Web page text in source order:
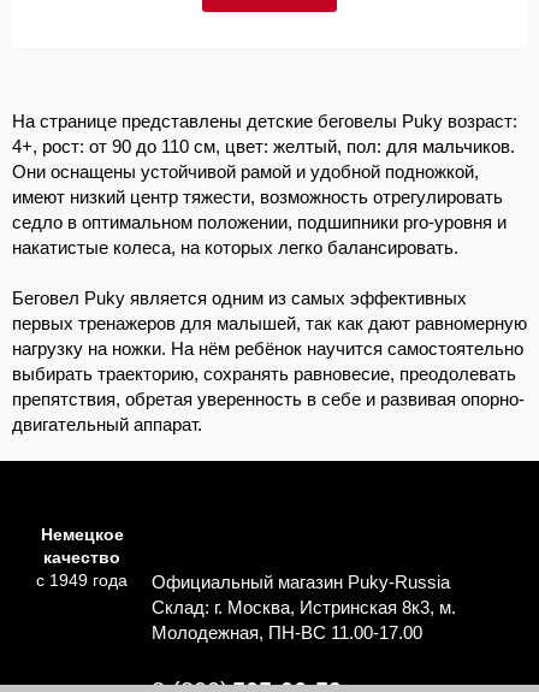
На странице представлены детские беговелы Puky возраст:
4+, рост: от 90 до 110 см, цвет: желтый, пол: для мальчиков.
Они оснащены устойчивой рамой и удобной подножкой,
имеют низкий центр тяжести, возможность отрегулировать
седло в оптимальном положении, подшипники pro-уровня и
накатистые колеса, на которых легко балансировать.
Беговел Puky является одним из самых эффективных
первых тренажеров для малышей, так как дают равномерную
нагрузку на ножки. На нём ребёнок научится самостоятельно
выбирать траекторию, сохранять равновесие, преодолевать
препятствия, обретая уверенность в себе и развивая опорно-
двигательный аппарат.
Немецкое
качество
с 1949 года
Официальный магазин Puky-Russia
Склад: г. Москва, Истринская 8к3, м.
Молодежная, ПН-ВС 11.00-17.00